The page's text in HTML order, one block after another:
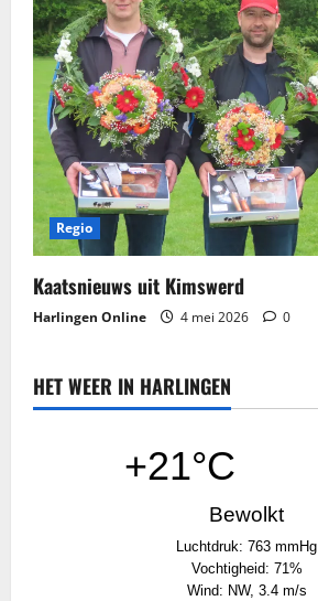
Regio
Kaatsnieuws​ uit Kimswerd
Harlingen Online 4 mei 2026 0
HET WEER IN HARLINGEN
+21°C
Bewolkt
Luchtdruk: 763 mmHg
Vochtigheid: 71%
Wind: NW, 3.4 m/s